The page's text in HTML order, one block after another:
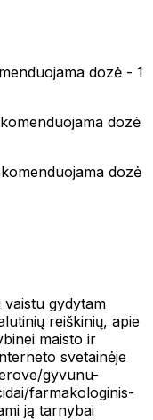
dozė - 1
dozė
dozė
gydytam
reiškinių, apie
maisto ir
svetainėje
gyvunu-
farmakologinis-
ją tarnybai